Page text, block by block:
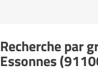
Recherche par
Essonnes